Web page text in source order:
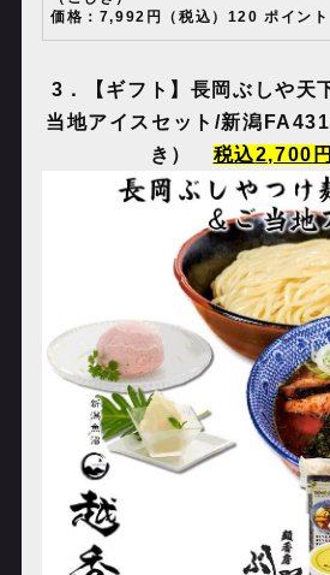
価格：7,992円（税込）120 ポイント
3 ．【ギフト】長岡ぶしや天
当地アイスセット /新潟
き） 税込2,700